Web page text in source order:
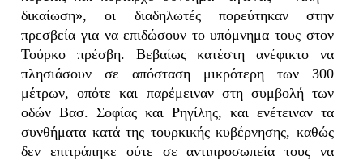
δικαίωση», οι διαδηλωτές πορεύτηκαν στην
πρεσβεία για να επιδώσουν το υπόμνημα τους στον
Τούρκο πρέσβη. Βεβαίως κατέστη ανέφικτο να
πλησιάσουν σε απόσταση μικρότερη των 300
μέτρων, οπότε και παρέμειναν στη συμβολή των
οδών Βασ. Σοφίας και Ρηγίλης, και ενέτειναν τα
συνθήματα κατά της τουρκικής κυβέρνησης, καθώς
δεν επιτράπηκε ούτε σε αντιπροσωπεία τους να